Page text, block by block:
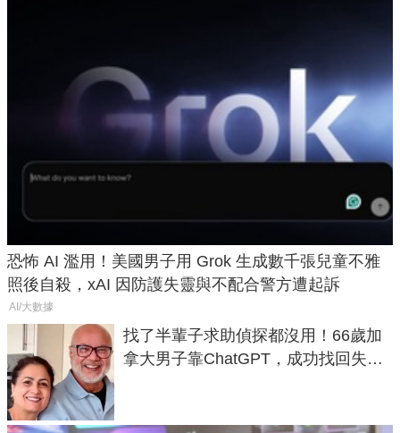
恐怖 AI 濫用！美國男子用 Grok 生成數千張兒童不雅
照後自殺，xAI 因防護失靈與不配合警方遭起訴
AI/大數據
找了半輩子求助偵探都沒用！66歲加
拿大男子靠ChatGPT，成功找回失散